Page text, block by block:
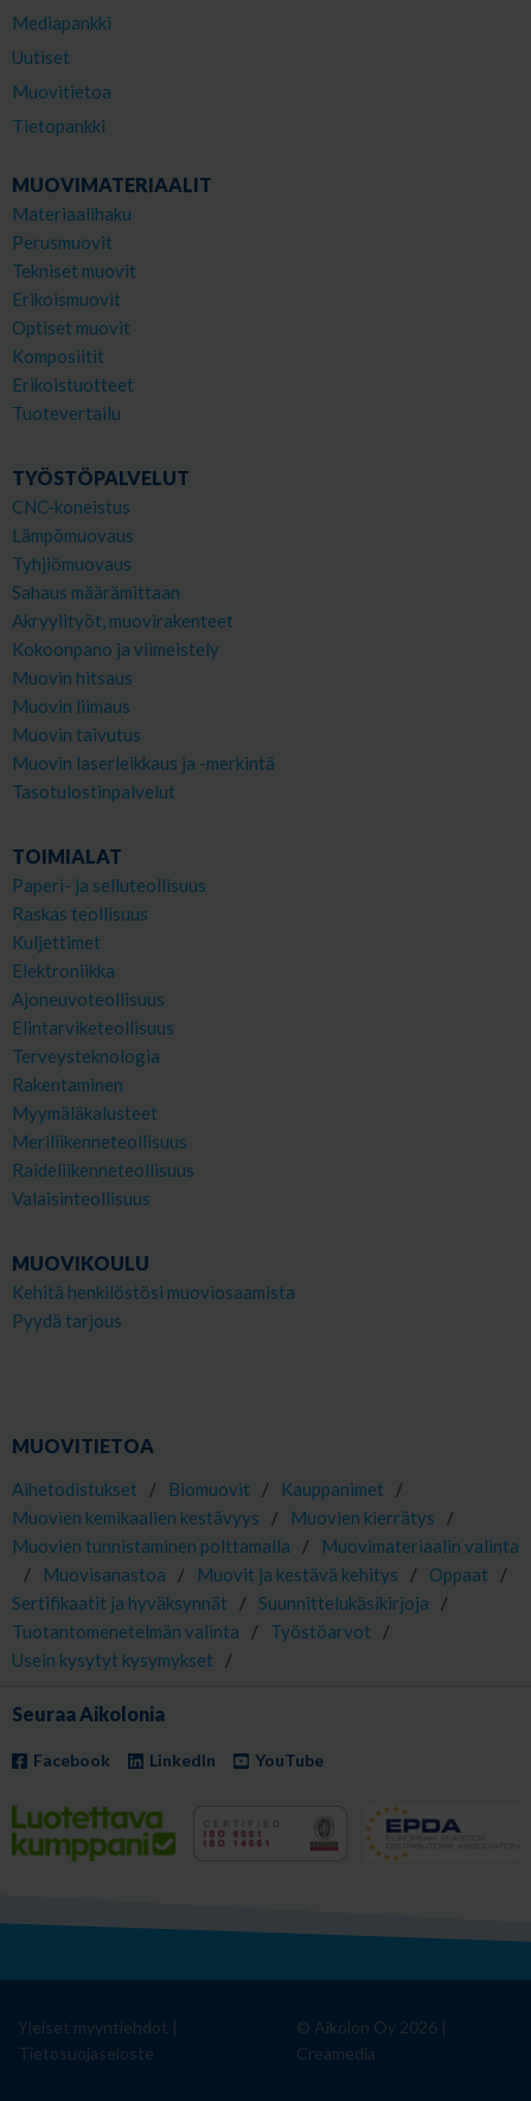
Mediapankki
Uutiset
Muovitietoa
Tietopankki
MUOVIMATERIAALIT
Materiaalihaku
Perusmuovit
Tekniset muovit
Erikoismuovit
Optiset muovit
Komposiitit
Erikoistuotteet
Tuotevertailu
TYÖSTÖPALVELUT
CNC-koneistus
Lämpömuovaus
Tyhjiömuovaus
Sahaus määrämittaan
Akryylityöt, muovirakenteet
Kokoonpano ja viimeistely
Muovin hitsaus
Muovin liimaus
Muovin taivutus
Muovin laserleikkaus ja -merkintä
Tasotulostinpalvelut
TOIMIALAT
Paperi- ja selluteollisuus
Raskas teollisuus
Kuljettimet
Elektroniikka
Ajoneuvoteollisuus
Elintarviketeollisuus
Terveysteknologia
Rakentaminen
Myymäläkalusteet
Meriliikenneteollisuus
Raideliikenneteollisuus
Valaisinteollisuus
MUOVIKOULU
Kehitä henkilöstösi muoviosaamista
Pyydä tarjous
MUOVITIETOA
Aihetodistukset / Biomuovit / Kauppanimet
/
Muovien kemikaalien kestävyys
/ Muovien kierrätys
/
Muovien tunnistaminen polttamalla
/
Muovimateriaalin valinta
/
Muovisanastoa / Muovit ja kestävä kehitys / Oppaat
/
Sertifikaatit ja hyväksynnät
/ Suunnittelukäsikirjoja
/
Tuotantomenetelmän valinta
/ Työstöarvot
/
Usein kysytyt kysymykset
/
Seuraa Aikolonia
Facebook LinkedIn YouTube
Yleiset myyntiehdot
Tietosuojaseloste
© Aikolon Oy 2026 |
Creamedia